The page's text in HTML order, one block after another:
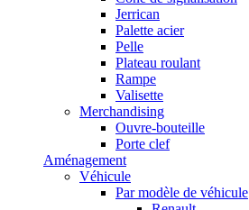
Jerrican
Palette acier
Pelle
Plateau roulant
Rampe
Valisette
Merchandising
Ouvre-bouteille
Porte clef
Aménagement
Véhicule
Par modèle de véhicule